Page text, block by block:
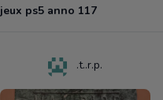
jeux ps5 anno 117
.t..r.p.